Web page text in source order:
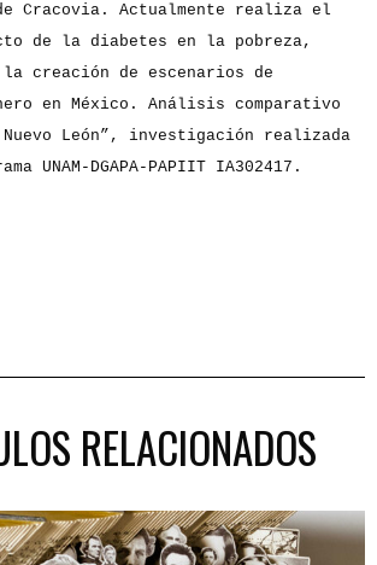
Cracovia. Actualmente realiza el
de la diabetes en la pobreza,
creación de escenarios de
en México. Análisis comparativo
León”, investigación realizada
UNAM-DGAPA-PAPIIT IA302417.
RELACIONADOS